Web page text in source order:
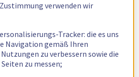
verwenden wir
Tracker: die es uns
Navigation gemäß Ihren
zu verbessern sowie die
zu messen;